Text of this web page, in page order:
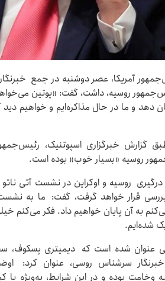
آمریکا، عصر دوشنبه در جمع
روسیه، داشت، گفت: «پوتین
دهد و ما در حال مذاکره‌ایم و خواهیم دید
گزارش خبرگزاری اسپوتنیک،
روسیه «بسیار خوب» بوده است.
درگیری روسیه و اوکراین در نشست آتی ناتو
قرار خواهد گرفت، گفت: ما به
به آن پایان خواهیم داد. فکر می‌کنم
شده‌ایم.
عنوان شده است که دیمیتری پسکوف،
خبرنگار سرشناس روسی، عنوان کرد:
وخامت بوده و در این شرایط، به‌ویژه